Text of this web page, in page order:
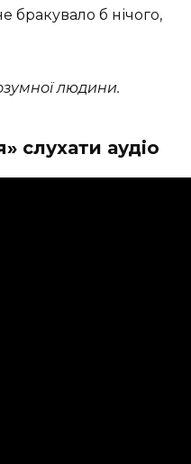
бракувало б нічого,
людини.
слухати аудіо